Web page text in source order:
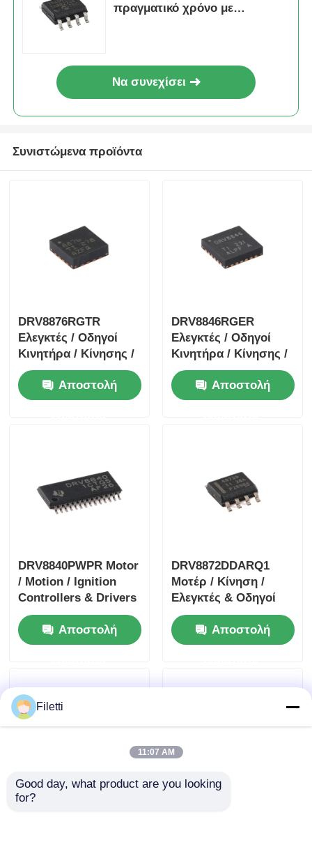
πραγματικό χρόνο με
Να συνεχίσει
Συνιστώμενα προϊόντα
DRV8876RGTR
Ελεγκτές / Οδηγοί
Κινητήρα / Κίνησης /
Ανάφλεξης 40-V 3.5-A
Οδηγός Κινητήρα
Γέφυρας Η Με
Αποστολή
DRV8846RGER
Ελεγκτές / Οδηγοί
Κινητήρα / Κίνησης /
Ανάφλεξης 1.4A
Διπολικός Οδηγός
Κινητήρα Stpr Mo Tor
Αποστολή
DRV8840PWPR Motor
/ Motion / Ignition
Controllers & Drivers
5A Διοδηγός
κινητήρα συνεχούς
ρεύματος με
Αποστολή
DRV8872DDARQ1
Μοτέρ / Κίνηση /
Ελεγκτές & Οδηγοί
Ανάφλεξης 3.6A
Οδηγός Κινητήρα DC
με Αναφορά
Αποστολή
Filetti
11:07 AM
Good day, what product are you looking
for?